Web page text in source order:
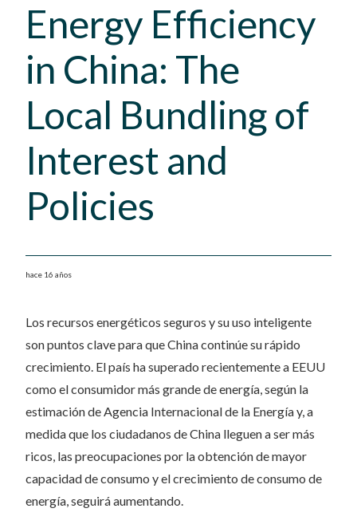
Energy Efficiency
in China: The
Local Bundling of
Interest and
Policies
hace 16 años
Los recursos energéticos seguros y su uso inteligente
son puntos clave para que China continúe su rápido
crecimiento. El país ha superado recientemente a EEUU
como el consumidor más grande de energía, según la
estimación de Agencia Internacional de la Energía y, a
medida que los ciudadanos de China lleguen a ser más
ricos, las preocupaciones por la obtención de mayor
capacidad de consumo y el crecimiento de consumo de
energía, seguirá aumentando.